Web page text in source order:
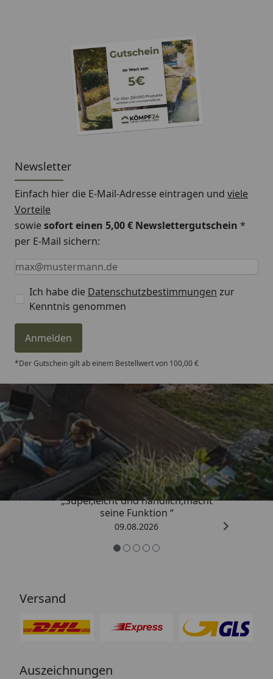
Newsletter
Einfach hier die E-Mail-Adresse eintragen und viele
Vorteile
sowiesofort einen 5,00 € Newslettergutschein *
per E-Mail sichern:
Keine Eingabe erforderlich
Eingabe erforderlich
E-Mail *
Ich habe die Datenschutzbestimmungen zur
Kenntnis genommen
Anmelden
*Der Gutschein gilt ab einem Bestellwert von 100,00 €
Trusted Shops
4,81/ 5
„Super,leicht und handlich,macht
seine Funktion “
09.08.2026
Versand
Auszeichnungen